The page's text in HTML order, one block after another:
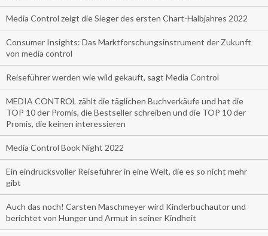
Media Control zeigt die Sieger des ersten Chart-Halbjahres 2022
Consumer Insights: Das Marktforschungsinstrument der Zukunft
von media control
Reiseführer werden wie wild gekauft, sagt Media Control
MEDIA CONTROL zählt die täglichen Buchverkäufe und hat die
TOP 10 der Promis, die Bestseller schreiben und die TOP 10 der
Promis, die keinen interessieren
Media Control Book Night 2022
Ein eindrucksvoller Reiseführer in eine Welt, die es so nicht mehr
gibt
Auch das noch! Carsten Maschmeyer wird Kinderbuchautor und
berichtet von Hunger und Armut in seiner Kindheit